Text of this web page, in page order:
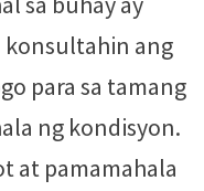
konsultahin ang
para sa tamang
ng kondisyon.
at pamamahala